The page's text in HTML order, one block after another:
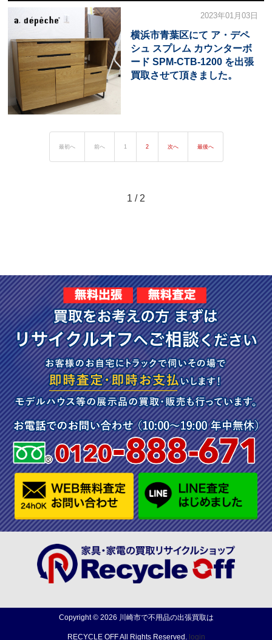
2023年01月03日
横浜市青葉区にて ア・デペ
シュ スプレム カウンターボ
ード SPM-CTB-1200 を出張
買取させて頂きました。
最初へ 前へ 1 2 次へ 最後へ
1 / 2
Copyright © 2026 川崎市で不用品の出張買取は
RECYCLE OFFAll Rights Reserved. login